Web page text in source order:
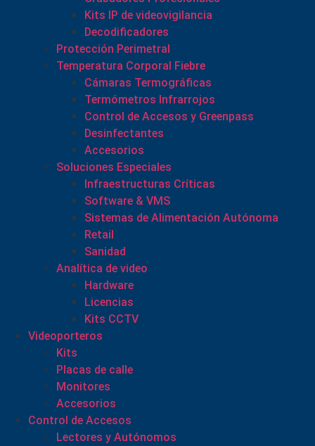
Kits IP de videovigilancia
Decodificadores
Protección Perimetral
Temperatura Corporal Fiebre
Cámaras Termográficas
Termómetros Infrarrojos
Control de Accesos y Greenpass
Desinfectantes
Accesorios
Soluciones Especiales
Infraestructuras Críticas
Software & VMS
Sistemas de Alimentación Autónoma
Retail
Sanidad
Analítica de video
Hardware
Licencias
Kits CCTV
Videoporteros
Kits
Placas de calle
Monitores
Accesorios
Control de Accesos
Lectores y Autónomos